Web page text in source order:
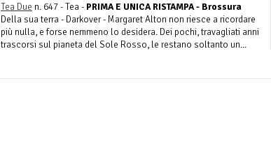
Tea Due n. 647 - Tea - PRIMA E UNICA RISTAMPA - Brossura
Della sua terra - Darkover - Margaret Alton non riesce a ricordare
più nulla, e forse nemmeno lo desidera. Dei pochi, travagliati anni
trascorsi sul pianeta del Sole Rosso, le restano soltanto un...